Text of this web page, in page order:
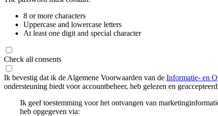
8 or more characters
Uppercase and lowercase letters
At least one digit and special character
Check all consents
Ik bevestig dat ik de Algemene Voorwaarden van de Informatie- en
ondersteuning biedt voor accountbeheer, heb gelezen en
Ik geef toestemming voor het ontvangen van
heb opgegeven via: